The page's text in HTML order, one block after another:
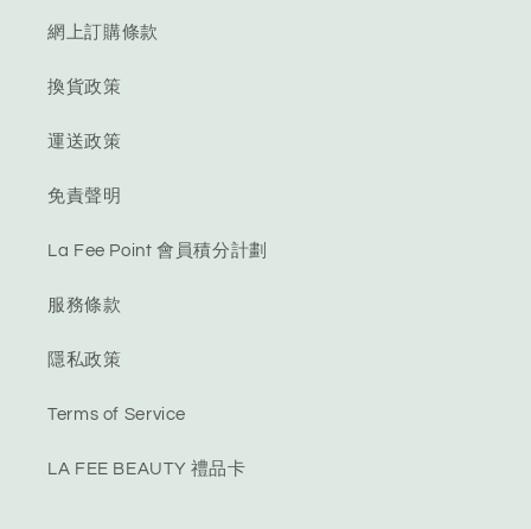
網上訂購條款
換貨政策
運送政策
免責聲明
La Fee Point 會員積分計劃
服務條款
隱私政策
Terms of Service
LA FEE BEAUTY 禮品卡